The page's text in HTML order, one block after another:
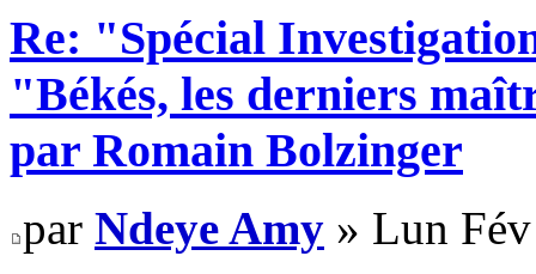
Re: "Spécial
"Békés, les derniers
par Romain Bolzinger
par Ndeye Amy » Lun